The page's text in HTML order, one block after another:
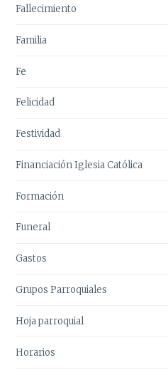
Fallecimiento
Familia
Fe
Felicidad
Festividad
Financiación Iglesia Católica
Formación
Funeral
Gastos
Grupos Parroquiales
Hoja parroquial
Horarios